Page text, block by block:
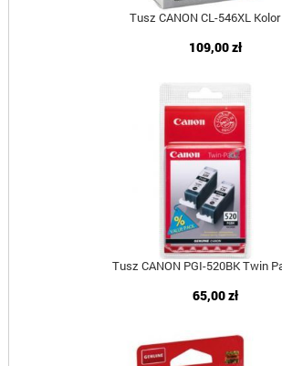
Tusz CANON CL-546XL Kolor
109,00 zł
Tusz CANON PGI-520BK Twin
65,00 zł